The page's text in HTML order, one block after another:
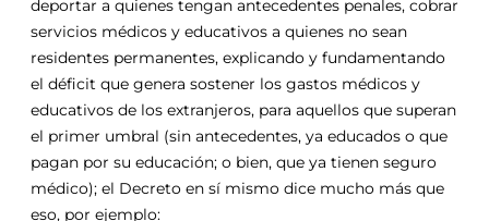
deportar a quienes tengan antecedentes penales, cobrar
servicios médicos y educativos a quienes no sean
residentes permanentes, explicando y fundamentando
el déficit que genera sostener los gastos médicos y
educativos de los extranjeros, para aquellos que superan
el primer umbral (sin antecedentes, ya educados o que
pagan por su educación; o bien, que ya tienen seguro
médico); el Decreto en sí mismo dice mucho más que
eso, por ejemplo: